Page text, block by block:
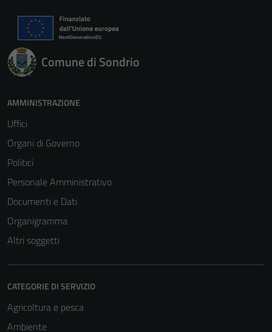
Comune di Sondrio
AMMINISTRAZIONE
Uffici
Organi di Governo
Politici
Personale Amministrativo
Documenti e Dati
Organigramma
Altri soggetti
CATEGORIE DI SERVIZIO
Agricoltura e pesca
Ambiente